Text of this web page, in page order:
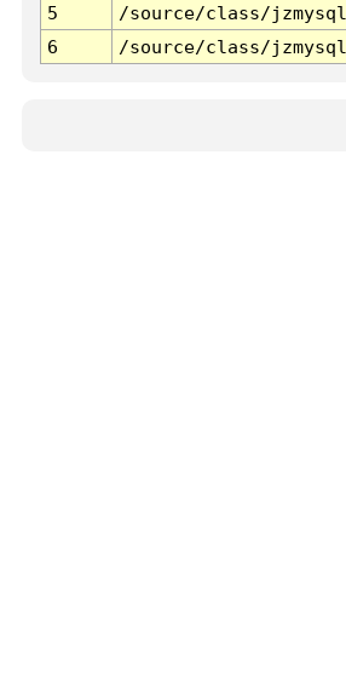
5
/source/class/
6
/source/class/